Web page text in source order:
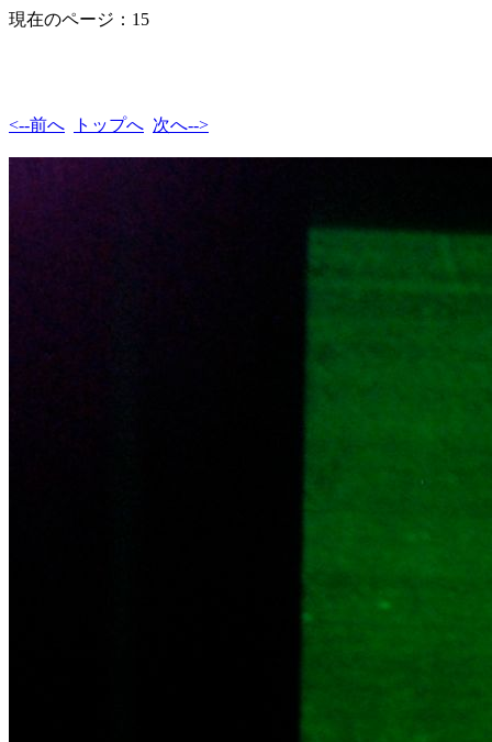
現在のページ：15
<--前へ トップへ 次へ-->